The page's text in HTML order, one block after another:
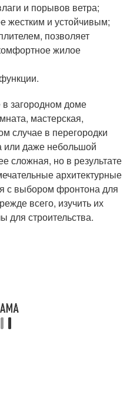
и порывов ветра;
жестким и устойчивым;
позволяет
жилое
загородном доме
мастерская,
случае в перегородки
или даже небольшой
сложная, но в результате
архитектурные
с выбором фронтона для
всего, изучить их
строительства.